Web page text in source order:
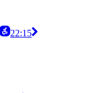
22:15